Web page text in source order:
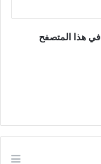
في هذا المتصفح